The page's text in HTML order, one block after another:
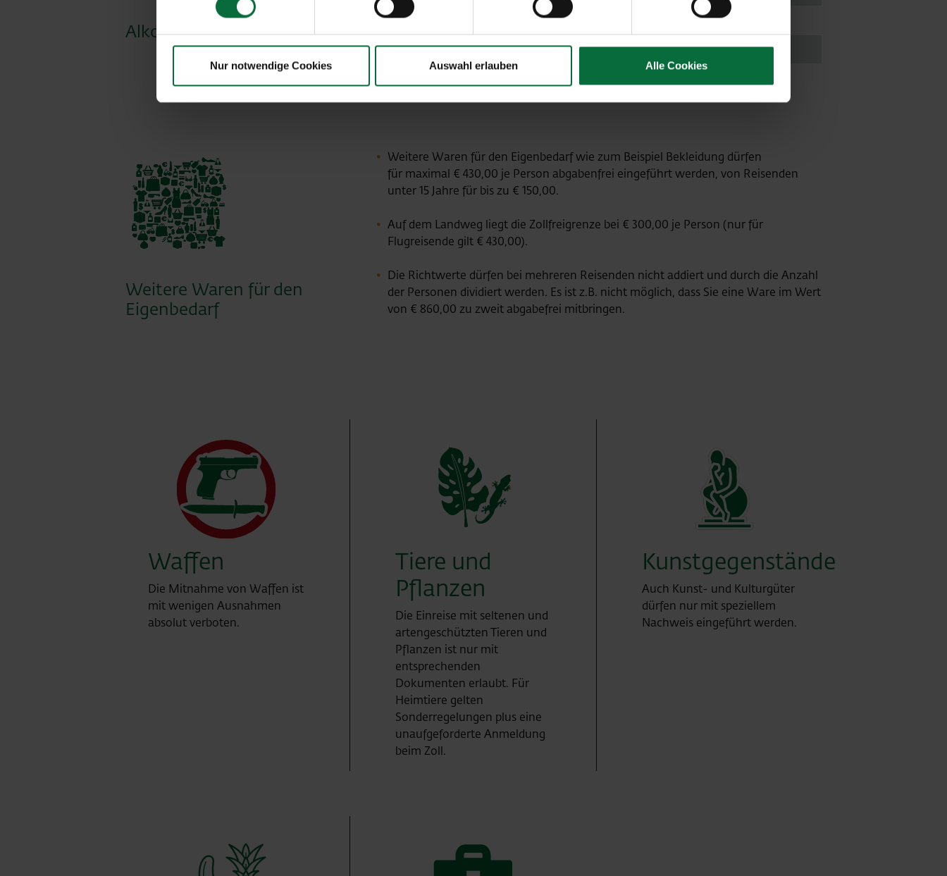
Nur notwendige Cookies Auswahl erlauben Alle Cookies
Alkohol & Spirituosen
2 Liter Champagner/Prosecco/Sekt/Likörwein
eine anteilige Zusammensetzung
Weitere Waren für den
Eigenbedarf
Weitere Waren für den Eigenbedarf wie zum Beispiel Bekleidung dürfen
für maximal € 430,00 je Person abgabenfrei eingeführt werden, von Reisenden
unter 15 Jahre für bis zu € 150,00.
Auf dem Landweg liegt die Zollfreigrenze bei € 300,00 je Person (nur für
Flugreisende gilt € 430,00).
Die Richtwerte dürfen bei mehreren Reisenden nicht addiert und durch die Anzahl
der Personen dividiert werden. Es ist z.B. nicht möglich, dass Sie eine Ware im Wert
von € 860,00 zu zweit abgabefrei mitbringen.
Waffen
Die Mitnahme von Waffen ist
mit wenigen Ausnahmen
absolut verboten.
Tiere und
Pflanzen
Die Einreise mit seltenen und
artengeschützten Tieren und
Pflanzen ist nur mit
entsprechenden
Dokumenten erlaubt. Für
Heimtiere gelten
Sonderregelungen plus eine
unaufgeforderte Anmeldung
beim Zoll.
Kunstgegenstände
Auch Kunst- und Kulturgüter
dürfen nur mit speziellem
Nachweis eingeführt werden.